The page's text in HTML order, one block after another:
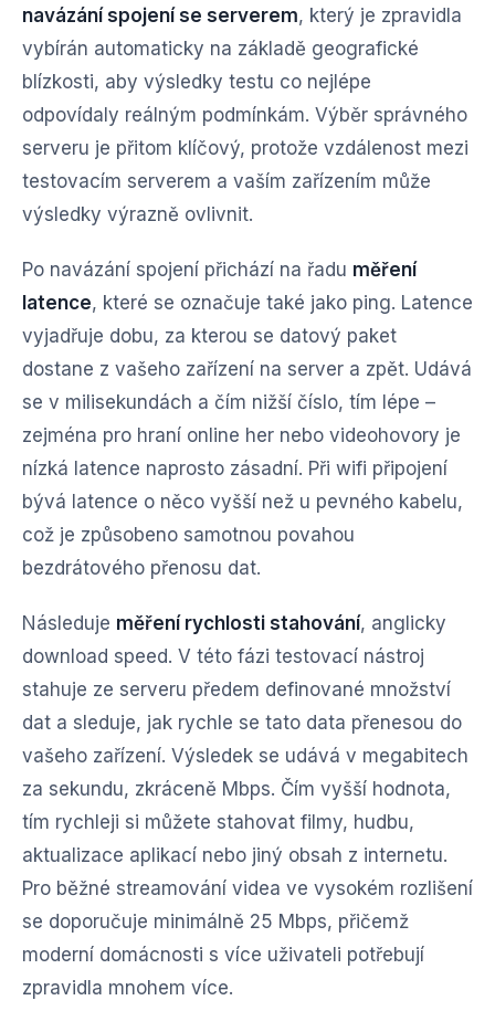
navázání spojení se serverem, který je zpravidla
vybírán automaticky na základě geografické
blízkosti, aby výsledky testu co nejlépe
odpovídaly reálným podmínkám. Výběr správného
serveru je přitom klíčový, protože vzdálenost mezi
testovacím serverem a vaším zařízením může
výsledky výrazně ovlivnit.
Po navázání spojení přichází na řadu měření
latence, které se označuje také jako ping. Latence
vyjadřuje dobu, za kterou se datový paket
dostane z vašeho zařízení na server a zpět. Udává
se v milisekundách a čím nižší číslo, tím lépe –
zejména pro hraní online her nebo videohovory je
nízká latence naprosto zásadní. Při wifi připojení
bývá latence o něco vyšší než u pevného kabelu,
což je způsobeno samotnou povahou
bezdrátového přenosu dat.
Následuje měření rychlosti stahování, anglicky
download speed. V této fázi testovací nástroj
stahuje ze serveru předem definované množství
dat a sleduje, jak rychle se tato data přenesou do
vašeho zařízení. Výsledek se udává v megabitech
za sekundu, zkráceně Mbps. Čím vyšší hodnota,
tím rychleji si můžete stahovat filmy, hudbu,
aktualizace aplikací nebo jiný obsah z internetu.
Pro běžné streamování videa ve vysokém rozlišení
se doporučuje minimálně 25 Mbps, přičemž
moderní domácnosti s více uživateli potřebují
zpravidla mnohem více.